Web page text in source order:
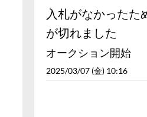
入札がなかったた
が切れました
オークション開始
2025/03/07 (金) 10:16